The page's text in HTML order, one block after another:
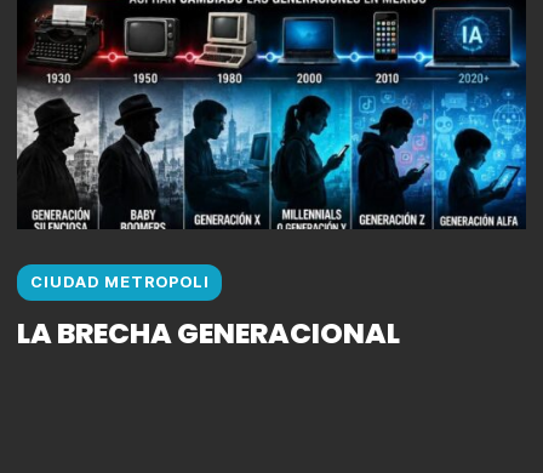
CIUDAD METROPOLI
LA BRECHA GENERACIONAL